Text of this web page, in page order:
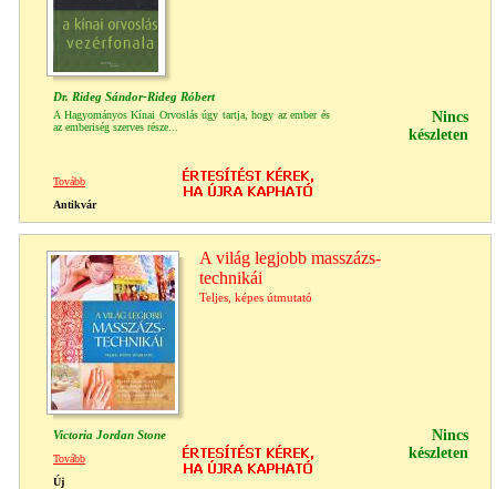
Dr. Rideg Sándor-Rideg Róbert
A Hagyományos Kínai Orvoslás úgy tartja, hogy az ember és
az emberiség szerves része...
Nincs
készleten
Tovább
Antikvár
A világ legjobb masszázs-
technikái
Teljes, képes útmutató
Victoria Jordan Stone
Nincs
készleten
Tovább
Új